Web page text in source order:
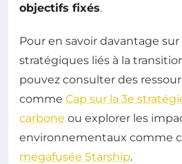
objectifs fixés.
Pour en savoir davantage
stratégiques liés à la
pouvez consulter des
comme Cap sur la 3e
carbone ou explorer les
environnementaux comme
megafusée Starship.